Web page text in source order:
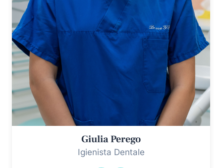
Giulia Perego
Igienista Dentale